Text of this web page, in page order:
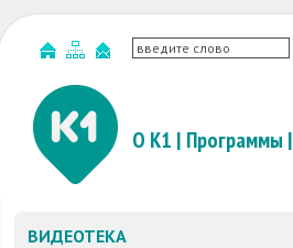
О К1 | Программы |
ВИДЕОТЕКА